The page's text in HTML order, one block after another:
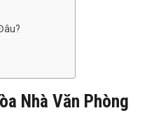
Nhà Văn Phòng